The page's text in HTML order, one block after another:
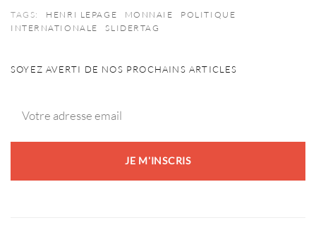
TAGS: HENRI LEPAGE MONNAIE
POLITIQUE
INTERNATIONALE
SLIDERTAG
SOYEZ AVERTI DE NOS PROCHAINS ARTICLES